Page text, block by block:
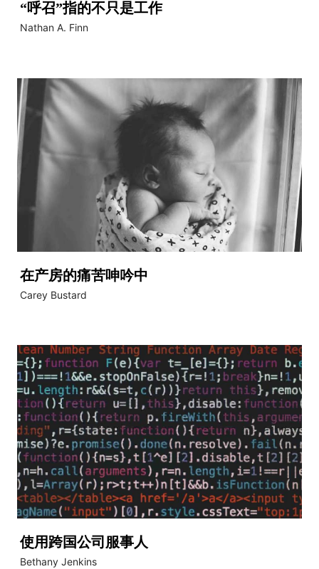
“呼召”指的不只是工作
Nathan A. Finn
在产房的痛苦呻吟中
Carey Bustard
使用跨国公司服事人
Bethany Jenkins